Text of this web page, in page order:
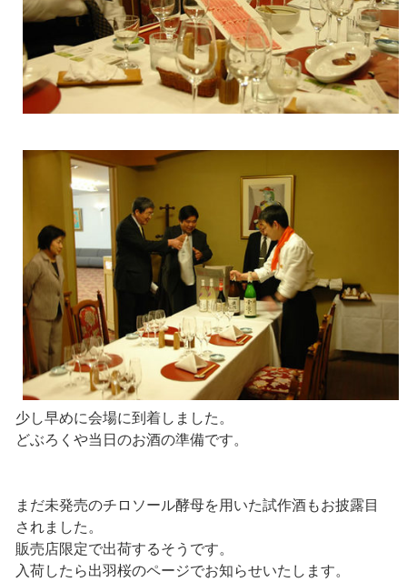
少し早めに会場に到着しました。
どぶろくや当日のお酒の準備です。
まだ未発売のチロソール酵母を用いた試作酒もお披露目
されました。
販売店限定で出荷するそうです。
入荷したら出羽桜のページでお知らせいたします。